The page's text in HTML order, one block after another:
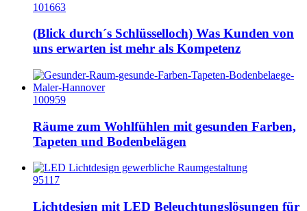
101663
(Blick durch´s Schlüsselloch) Was Kunden von
uns erwarten ist mehr als Kompetenz
100959
Räume zum Wohlfühlen mit gesunden Farben,
Tapeten und Bodenbelägen
95117
Lichtdesign mit LED Beleuchtungslösungen für